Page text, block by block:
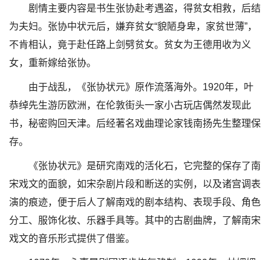
剧情主要内容是书生张协赴考遇盗，得贫女相救，后结
为夫妇。张协中状元后，嫌弃贫女“貌陋身卑，家贫世薄”，
不肯相认，竟于赴任路上剑劈贫女。贫女为王德用收为义
女，重新嫁给张协。
由于战乱，《张协状元》原作流落海外。1920年，叶
恭绰先生游历欧洲，在伦敦街头一家小古玩店偶然发现此
书，秘密购回天津。后经著名戏曲理论家钱南扬先生整理保
存。
《张协状元》是研究南戏的活化石，它完整的保存了南
宋戏文的面貌，如宋杂剧片段和断送的实例，以及诸宫调表
演的痕迹，便于后人了解南戏的剧本结构、表现手段、角色
分工、服饰化妆、乐器手具等。其中的古剧曲牌，了解南宋
戏文的音乐形式提供了借鉴。